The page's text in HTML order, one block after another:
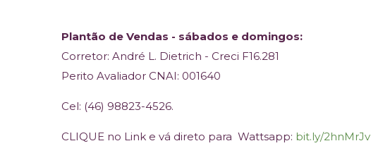
Plantão de Vendas - sábados e domingos:
Corretor: André L. Dietrich - Creci F16.281
Perito Avaliador CNAI: 001640
Cel: (46) 98823-4526.
CLIQUE no Link e vá direto para Wattsapp: bit.ly/2hnMrJv